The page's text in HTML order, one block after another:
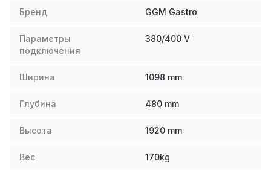
Бренд GGM Gastro
Параметры
подключения
380/400 V
Ширина 1098 mm
Глубина 480 mm
Высота 1920 mm
Вес 170kg